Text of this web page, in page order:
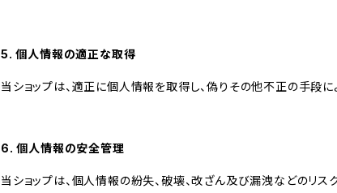
5. 個人情報の適正な取得
当ショップは、適正に個人情報を取得し、偽りその他不正の手段に
6. 個人情報の安全管理
当ショップは、個人情報の紛失、破壊、改ざん及び漏洩などのリ